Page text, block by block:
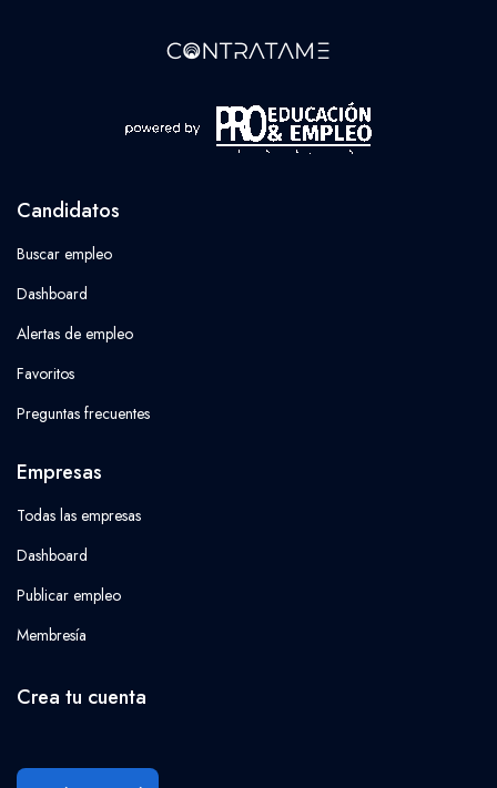
Candidatos
Buscar empleo
Dashboard
Alertas de empleo
Favoritos
Preguntas frecuentes
Empresas
Todas las empresas
Dashboard
Publicar empleo
Membresía
Crea tu cuenta